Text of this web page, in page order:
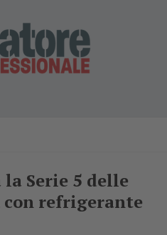
Serie 5 delle
refrigerante